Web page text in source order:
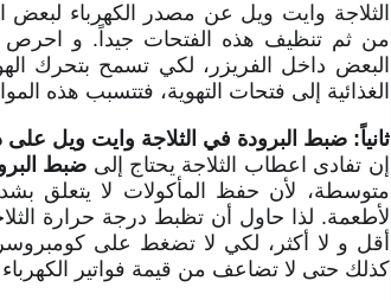
الثلاجة وايت ويل عن مصدر الكهرباء لبعض
من ثم تنظيف هذه الفتحات جيداً. و احرص
البعض داخل الفريزر، لكي تسمح بتحرك
الغذائية إلى فتحات التهوية، فتتسبب هذه
ثانياً: ضبط البرودة في الثلاجة وايت ويل
إن تفادى اعطاب الثلاجة يحتاج إلى ضبط
متوسطة، لأن حفظ المأكولات لا يتعلق
أقل و لا أكثر، لكي لا تضغط على
كذلك حتى لا تضاعف من قيمة فواتير